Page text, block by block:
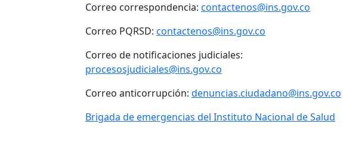
Correo correspondencia: contactenos@ins.gov.co
Correo PQRSD: contactenos@ins.gov.co
Correo de notificaciones judiciales:
procesosjudiciales@ins.gov.co
Correo anticorrupción: denuncias.ciudadano@ins.gov.co
Brigada de emergencias del Instituto Nacional de Salud